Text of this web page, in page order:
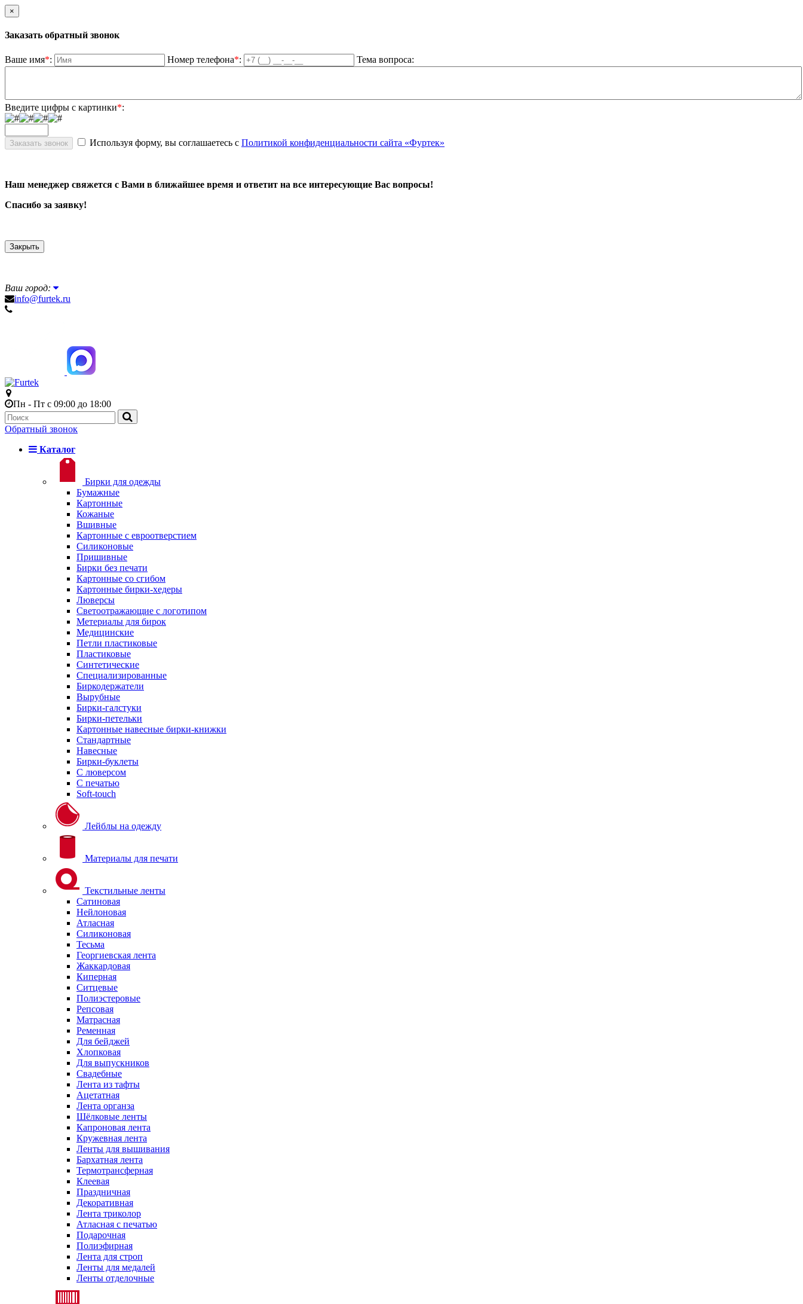
×
Заказать обратный звонок
Ваше имя*: Номер телефона*: Тема вопроса:
Введите цифры с картинки*:
Используя форму, вы соглашаетесь с Политикой конфиденциальности сайта «Фуртек»
Наш менеджер свяжется с Вами в ближайшее время и ответит на все интересующие Вас вопросы!
Спасибо за заявку!
Закрыть
Ваш город:
info@furtek.ru
Пн - Пт с 09:00 до 18:00
Обратный звонок
Каталог
Бирки для одежды
Бумажные
Картонные
Кожаные
Вшивные
Картонные с евроотверстием
Силиконовые
Пришивные
Бирки без печати
Картонные со сгибом
Картонные бирки-хедеры
Люверсы
Светоотражающие с логотипом
Метериалы для бирок
Медицинские
Петли пластиковые
Пластиковые
Синтетические
Специализированные
Биркодержатели
Вырубные
Бирки-галстуки
Бирки-петельки
Картонные навесные бирки-книжки
Стандартные
Навесные
Бирки-буклеты
С люверсом
С печатью
Soft-touch
Лейблы на одежду
Материалы для печати
Текстильные ленты
Сатиновая
Нейлоновая
Атласная
Силиконовая
Тесьма
Георгиевская лента
Жаккардовая
Киперная
Ситцевые
Полиэстеровые
Репсовая
Матрасная
Ременная
Для бейджей
Хлопковая
Для выпускников
Свадебные
Лента из тафты
Ацетатная
Лента органза
Шёлковые ленты
Капроновая лента
Кружевная лента
Ленты для вышивания
Бархатная лента
Термотрансферная
Клеевая
Праздничная
Декоративная
Лента триколор
Атласная с печатью
Подарочная
Полиэфирная
Лента для строп
Ленты для медалей
Ленты отделочные